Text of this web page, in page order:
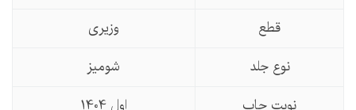
قطع
وزیری
نوع جلد
شومیز